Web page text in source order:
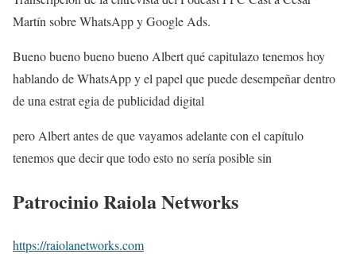
Martín sobre WhatsApp y Google Ads.
Bueno bueno bueno bueno Albert qué capitulazo tenemos hoy
hablando de WhatsApp y el papel que puede desempeñar dentro
de una estrat egia de publicidad digital
pero Albert antes de que vayamos adelante con el capítulo
tenemos que decir que todo esto no sería posible sin
Patrocinio Raiola Networks
https://raiolanetworks.com